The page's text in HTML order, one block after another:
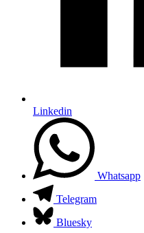
Linkedin
Whatsapp
Telegram
Bluesky